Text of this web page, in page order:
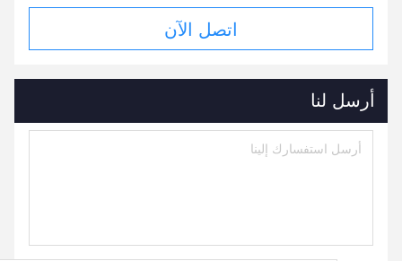
اتصل الآن
أرسل لنا